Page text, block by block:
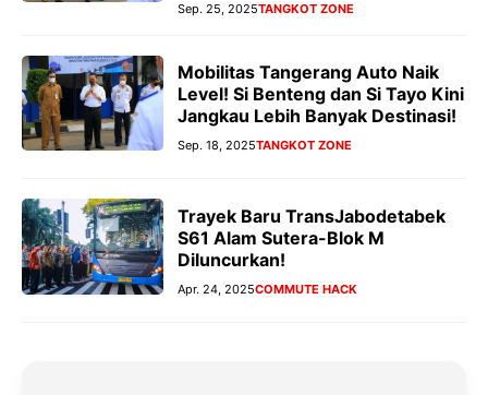
Sep. 25, 2025TANGKOT ZONE
Mobilitas Tangerang Auto Naik
Level! Si Benteng dan Si Tayo Kini
Jangkau Lebih Banyak Destinasi!
Sep. 18, 2025TANGKOT ZONE
Trayek Baru TransJabodetabek
S61 Alam Sutera-Blok M
Diluncurkan!
Apr. 24, 2025COMMUTE HACK